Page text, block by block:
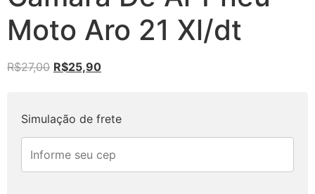
Moto Aro 21 Xl/dt
R$27,00 R$25,90
Simulação de frete